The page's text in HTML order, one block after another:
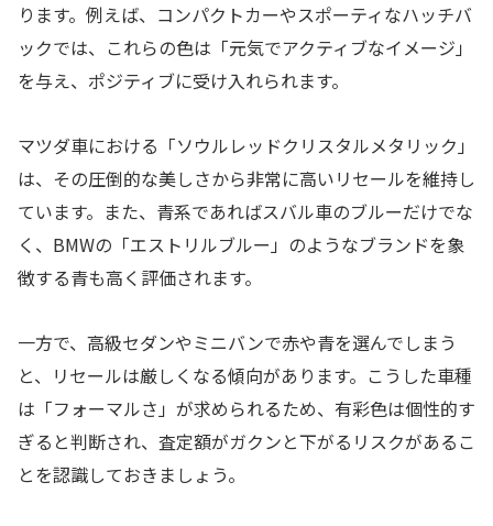
ります。例えば、コンパクトカーやスポーティなハッチバ
ックでは、これらの色は「元気でアクティブなイメージ」
を与え、ポジティブに受け入れられます。
マツダ車における「ソウルレッドクリスタルメタリック」
は、その圧倒的な美しさから非常に高いリセールを維持し
ています。また、青系であればスバル車のブルーだけでな
く、BMWの「エストリルブルー」のようなブランドを象
徴する青も高く評価されます。
一方で、高級セダンやミニバンで赤や青を選んでしまう
と、リセールは厳しくなる傾向があります。こうした車種
は「フォーマルさ」が求められるため、有彩色は個性的す
ぎると判断され、査定額がガクンと下がるリスクがあるこ
とを認識しておきましょう。